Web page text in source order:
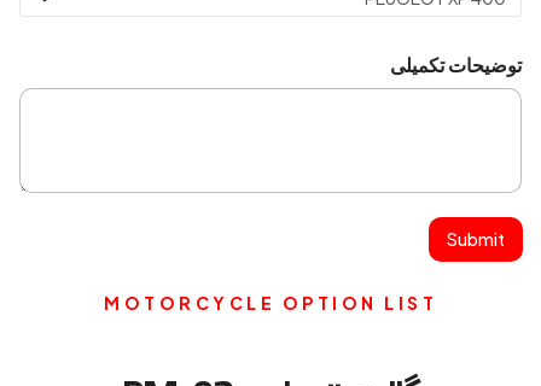
توضیحات تکمیلی
Submit
MOTORCYCLE OPTION LIST